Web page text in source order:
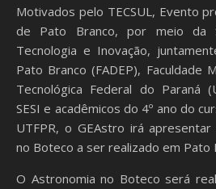
Motivados pelo TECSUL, Evento promovido pelo Município
de Pato Branco, por meio da
Tecnologia e Inovação,
Pato Branco (FADEP), Faculdade
Tecnológica Federal do Paraná
SESI e acadêmicos do 4º ano do
UTFPR, o GEAstro irá
no Boteco a ser realizado em Pato
O Astronomia no Boteco será